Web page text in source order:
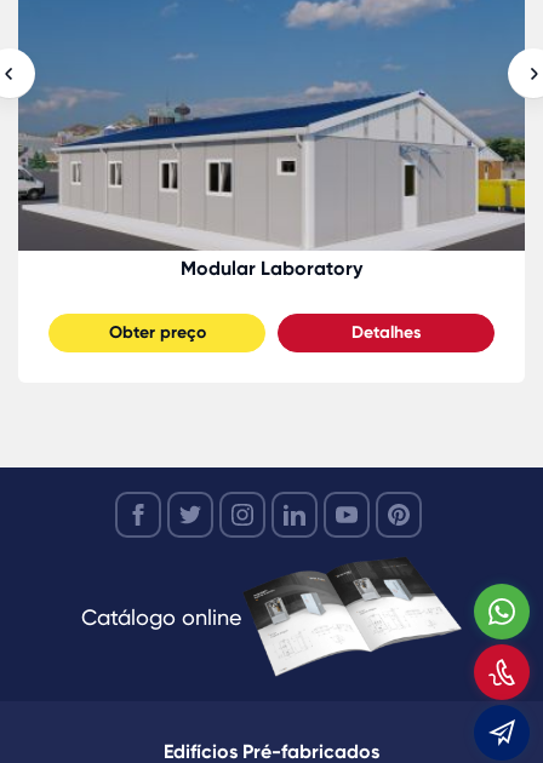
Modular Laboratory
Obter preço Detalhes
Catálogo online
Edifícios Pré-fabricados